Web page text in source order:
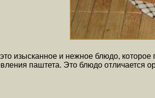
изысканное и нежное блюдо,
паштета. Это блюдо